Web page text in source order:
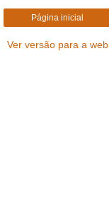
Página inicial
Ver versão para a web